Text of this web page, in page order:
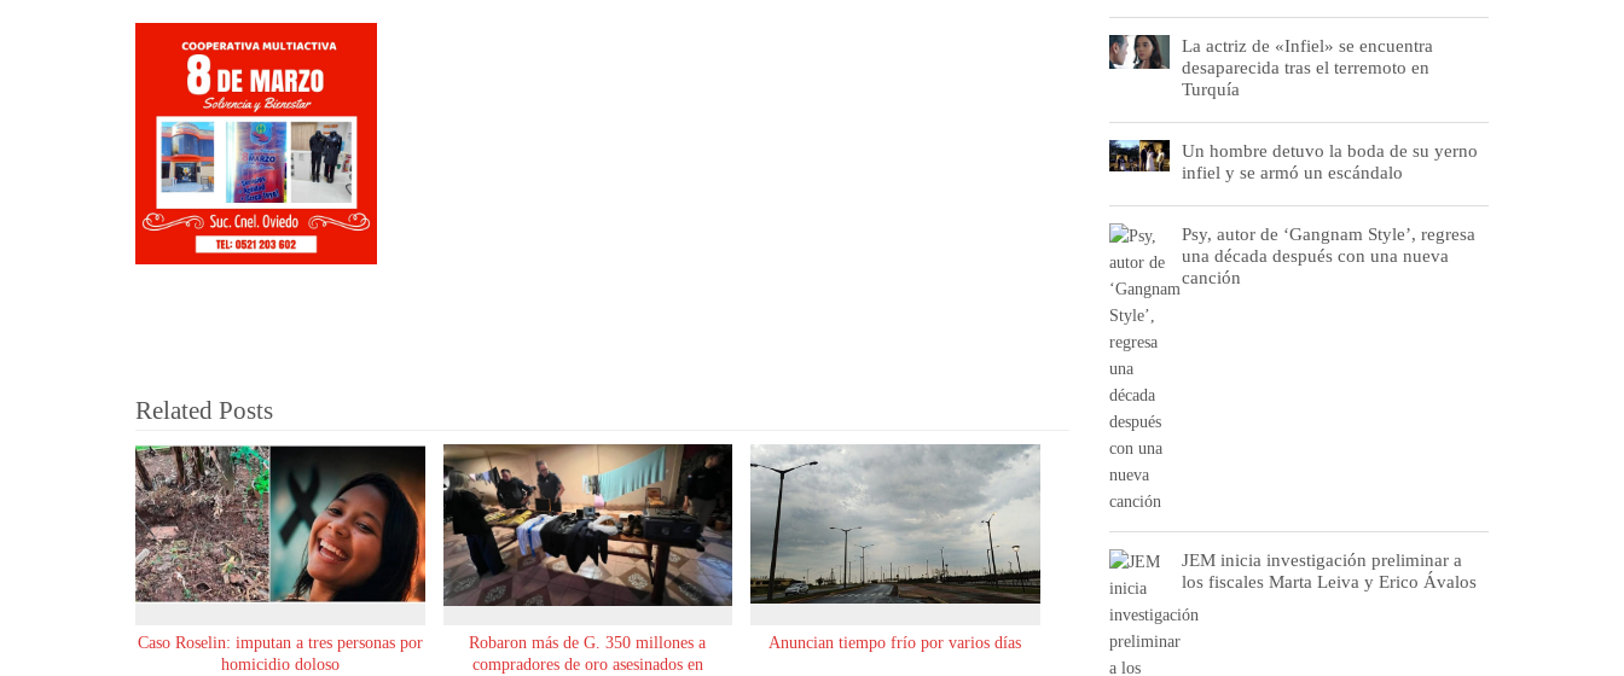
Related Posts
Caso Roselin: imputan a tres personas por
homicidio doloso
Robaron más de G. 350 millones a
compradores de oro asesinados en
Anuncian tiempo frío por varios días
La actriz de «Infiel» se encuentra
desaparecida tras el terremoto en
Turquía
Un hombre detuvo la boda de su yerno
infiel y se armó un escándalo
Psy, autor de ‘Gangnam Style’, regresa
una década después con una nueva
canción
JEM inicia investigación preliminar a
los fiscales Marta Leiva y Erico Ávalos